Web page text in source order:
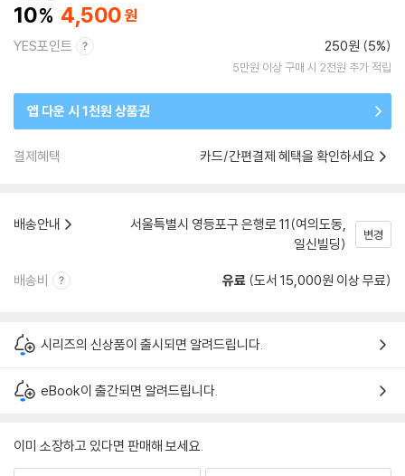
10 4,500
YES포인트 250원 (5%)
5만원 이상 구매 시 2천원 추가 적립
앱 다운 시 1천원 상품권
결제혜택 카드/간편결제 혜택을 확인하세요
배송안내
서울특별시 영등포구 은행로 11(여의도동,
일신빌딩)
변경
배송비 유료 (도서 15,000원 이상 무료)
시리즈의 신상품이 출시되면 알려드립니다.
eBook이 출간되면 알려드립니다.
이미 소장하고 있다면 판매해 보세요.